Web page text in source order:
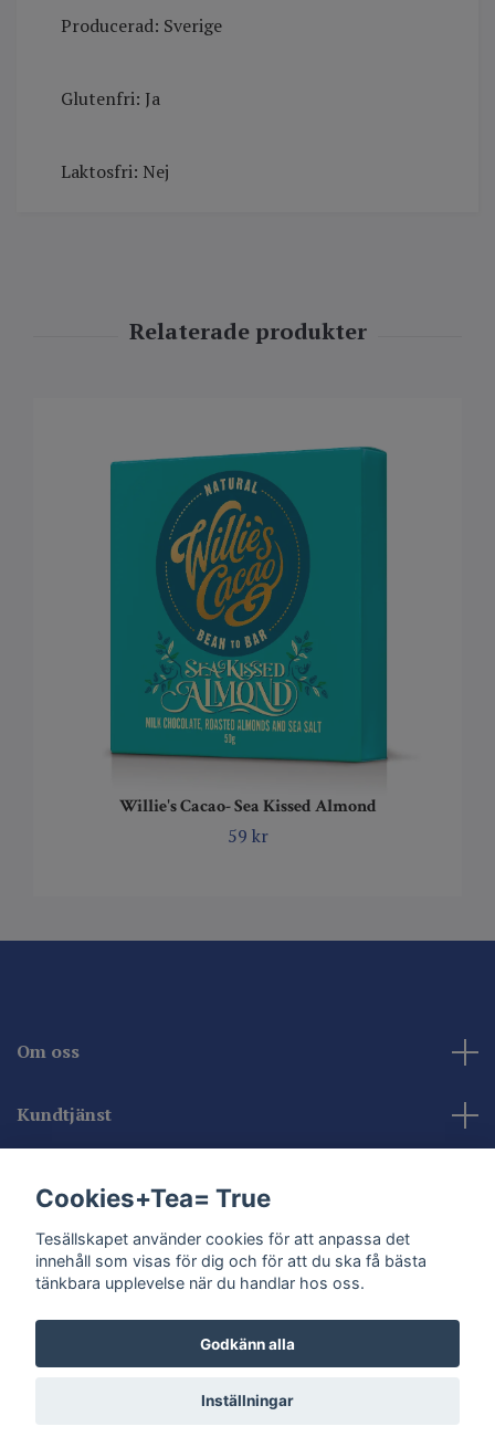
Producerad: Sverige
Glutenfri: Ja
Laktosfri: Nej
Willie's Cacao- Sea Kissed Almond
59 kr
Om oss
Kundtjänst
Sociala medier
© 2026 Tesällskapet
Cookies+Tea= True
Tesällskapet använder cookies för att anpassa det
innehåll som visas för dig och för att du ska få bästa
tänkbara upplevelse när du handlar hos oss.
Godkänn alla
Inställningar